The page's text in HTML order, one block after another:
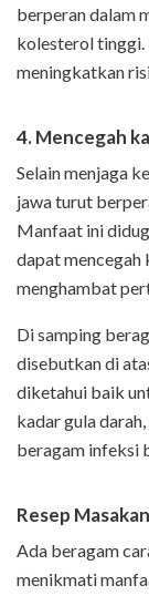
berperan dalam
kolesterol tinggi.
meningkatkan
4. Mencegah
Selain menjaga
jawa turut
Manfaat ini
dapat mencegah
menghambat
Di samping
disebutkan di
diketahui baik
kadar gula
beragam infeksi
Resep
Ada beragam
menikmati